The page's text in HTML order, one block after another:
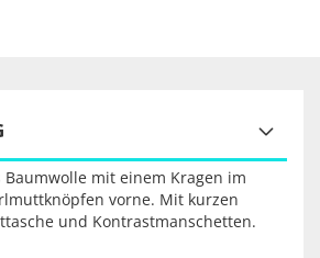
Baumwolle mit einem Kragen im
vorne. Mit kurzen
und Kontrastmanschetten.